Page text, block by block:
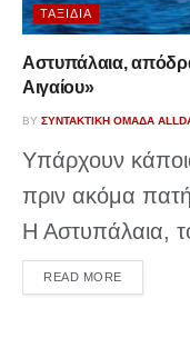
ΤΑΞΊΔΙΑ
Αστυπάλαια,
Αιγαίου»
BY ΣΥΝΤΑΚΤΙΚΉ ΟΜΆΔΑ
Υπάρχουν
πριν ακόμα
Η Αστυπάλαια,
READ MOREDETAILS